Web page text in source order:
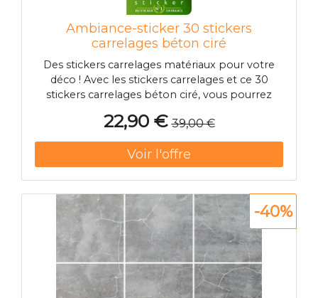
Ambiance-sticker 30 stickers
carrelages béton ciré
Des stickers carrelages matériaux pour votre
déco ! Avec les stickers carrelages et ce 30
stickers carrelages béton ciré, vous pourrez
ou maison à votre guise ! Dimension des
stickers carrelages : Pour le 60 x 50 cm, les
stickers carrelages matériaux m
22,90 € 39,00 €
-40%